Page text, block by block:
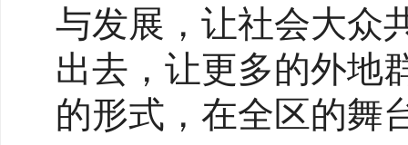
与发展，让社会大众
出去，让更多的外地
的形式，在全区的舞